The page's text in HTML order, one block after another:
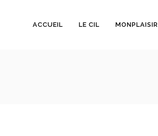
ACCUEIL LE CIL MONPLAISIR